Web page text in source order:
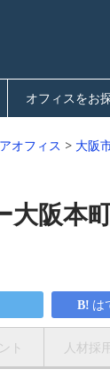
オフィスをお
オフィス > 大阪
大阪本
は
ト 人材採